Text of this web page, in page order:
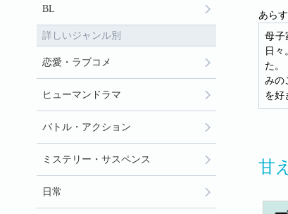
あらす
母子
日々
た。
みの
を好
甘
BL
詳しいジャンル別
恋愛・ラブコメ
ヒューマンドラマ
バトル・アクション
ミステリー・サスペンス
日常